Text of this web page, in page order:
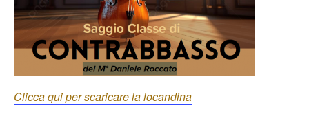
Clicca qui per scaricare la locandina